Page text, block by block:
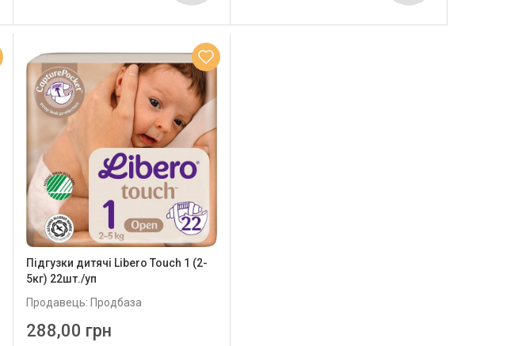
Підгузки дитячі Libero Touch 1 (2-
5кг) 22шт./уп
Продавець: Продбаза
288,00 грн